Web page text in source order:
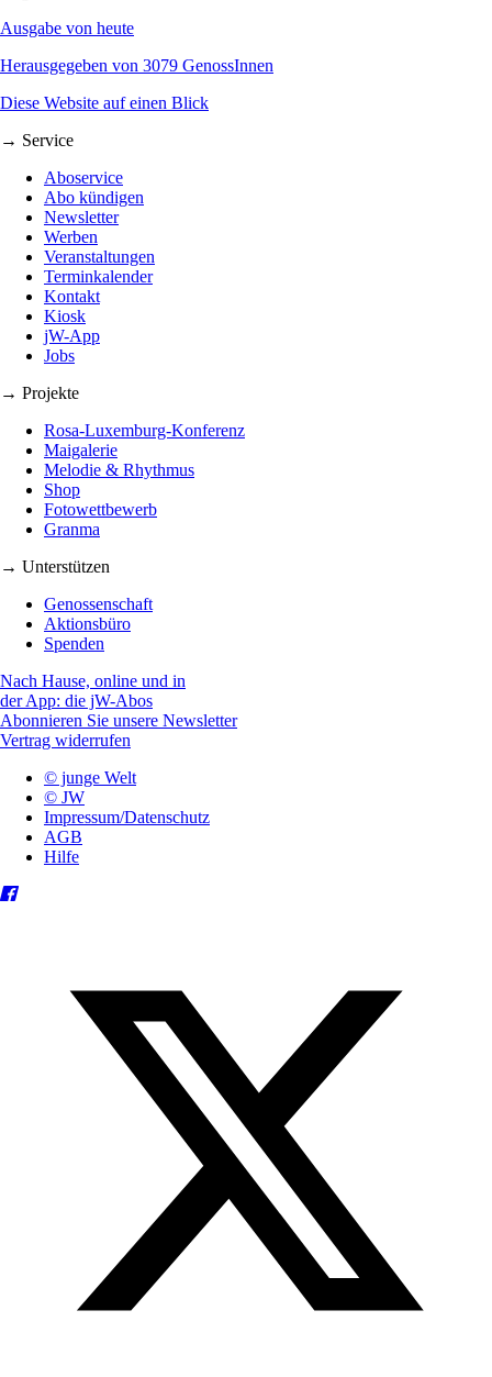
Ausgabe von heute
Herausgegeben von 3079 GenossInnen
Diese Website auf einen Blick
→ Service
Aboservice
Abo kündigen
Newsletter
Werben
Veranstaltungen
Terminkalender
Kontakt
Kiosk
jW-App
Jobs
→ Projekte
Rosa-Luxemburg-Konferenz
Maigalerie
Melodie & Rhythmus
Shop
Fotowettbewerb
Granma
→ Unterstützen
Genossenschaft
Aktionsbüro
Spenden
Nach Hause, online und in
der App: die jW-Abos
Abonnieren Sie unsere Newsletter
Vertrag widerrufen
© junge Welt
© JW
Impressum/Datenschutz
AGB
Hilfe